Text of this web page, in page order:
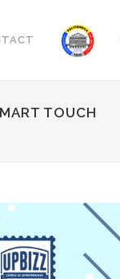
TOUCH